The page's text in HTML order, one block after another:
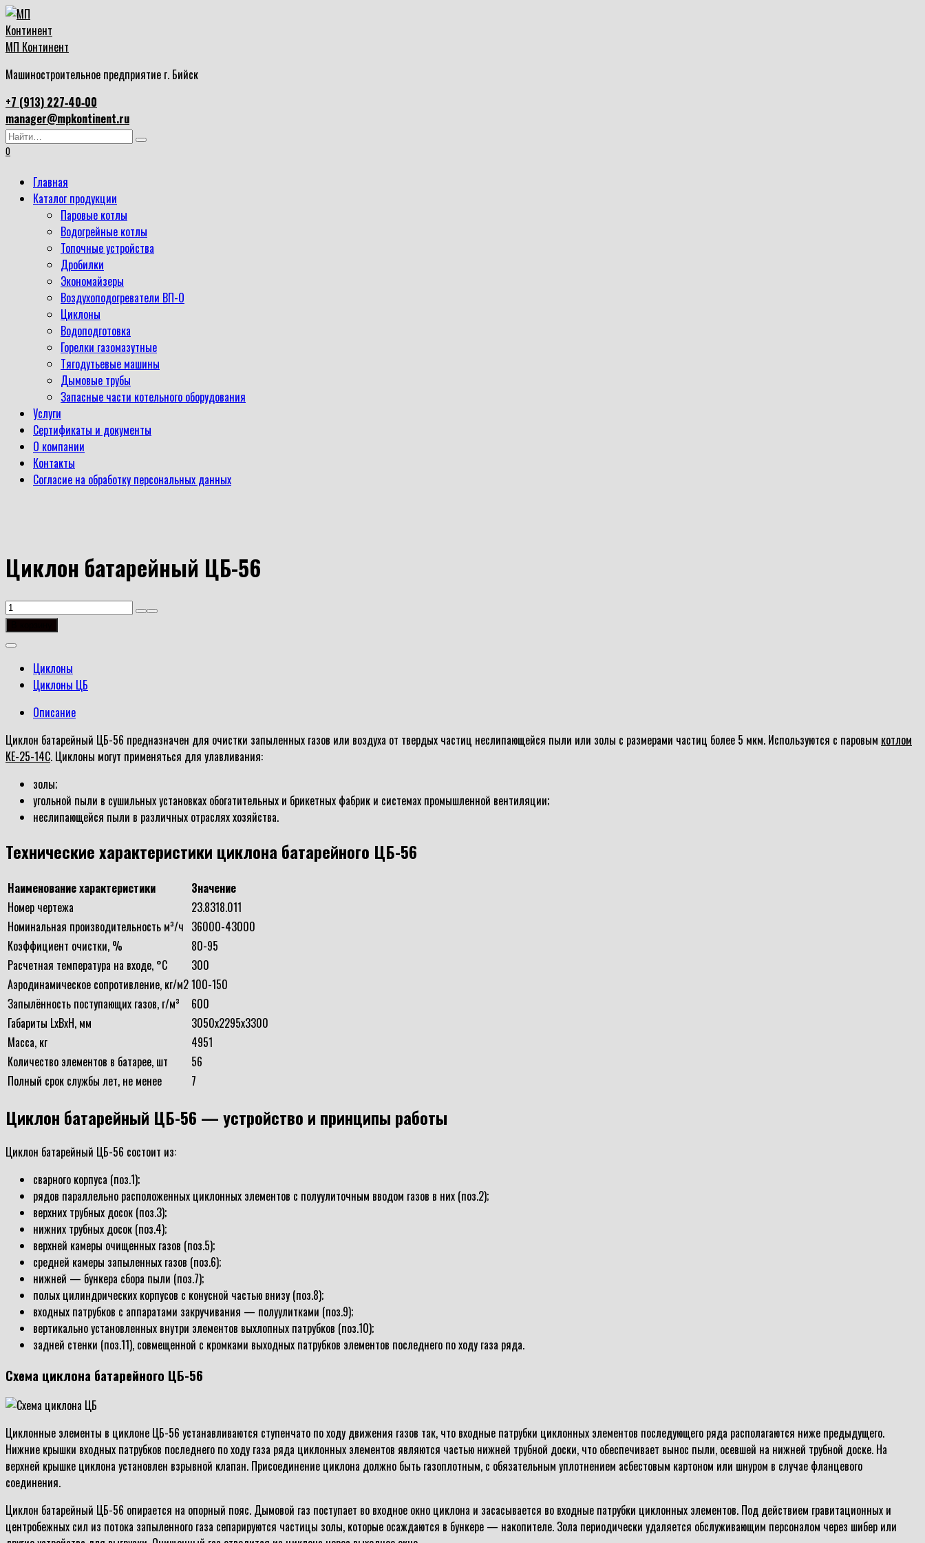
Перейти
к
содержанию
МП Континент
Машиностроительное предприятие г. Бийск
+7 (913) 227‑40‑00
manager@mpkontinent.ru
Search
for:
0
Главная
Каталог продукции
Паровые котлы
Водогрейные котлы
Топочные устройства
Дробилки
Экономайзеры
Воздухоподогреватели ВП-О
Циклоны
Водоподготовка
Горелки газомазутные
Тягодутьевые машины
Дымовые трубы
Запасные части котельного оборудования
Услуги
Сертификаты и документы
О компании
Контакты
Согласие на обработку персональных данных
Циклон батарейный ЦБ-56
Количество
товара
ЦБ-56 Циклоны
Циклоны ЦБ
Описание
Циклон батарейный ЦБ-56 предназначен для очистки запыленных газов или воздуха от твердых частиц неслипающейся пыли или золы с размерами частиц более 5 мкм. Используются с паровым котлом
КЕ-25-14С. Циклоны могут применяться для улавливания:
золы;
угольной пыли в сушильных установках обогатительных и брикетных фабрик и системах промышленной вентиляции;
неслипающейся пыли в различных отраслях хозяйства.
Технические характеристики циклона батарейного ЦБ-56
Наименование характеристики
Значение
Номер чертежа
23.8318.011
Номинальная производительность м³/ч 36000-43000
Коэффициент очистки, %
80-95
Расчетная температура на входе, °С
300
Аэродинамическое сопротивление, кг/м2100-150
Запылённость поступающих газов, г/м³
600
Габариты LxBxH, мм
3050х2295х3300
Масса, кг
4951
Количество элементов в батарее, шт
56
Полный срок службы лет, не менее
7
Циклон батарейный ЦБ-56 — устройство и принципы работы
Циклон батарейный ЦБ-56 состоит из:
сварного корпуса (поз.1);
рядов параллельно расположенных циклонных элементов с полуулиточным вводом газов в них (поз.2);
верхних трубных досок (поз.3);
нижних трубных досок (поз.4);
верхней камеры очищенных газов (поз.5);
средней камеры запыленных газов (поз.6);
нижней — бункера сбора пыли (поз.7);
полых цилиндрических корпусов с конусной частью внизу (поз.8);
входных патрубков с аппаратами закручивания — полуулитками (поз.9);
вертикально установленных внутри элементов выхлопных патрубков (поз.10);
задней стенки (поз.11), совмещенной с кромками выходных патрубков элементов последнего по ходу газа ряда.
Схема циклона батарейного ЦБ-56
Циклонные элементы в циклоне ЦБ-56 устанавливаются ступенчато по ходу движения газов так, что входные патрубки циклонных элементов последующего ряда располагаются ниже предыдущего.
Нижние крышки входных патрубков последнего по ходу газа ряда циклонных элементов являются частью нижней трубной доски, что обеспечивает вынос пыли, осевшей на нижней трубной доске. На
верхней крышке циклона установлен взрывной клапан. Присоединение циклона должно быть газоплотным, с обязательным уплотнением асбестовым картоном или шнуром в случае фланцевого
соединения.
Циклон батарейный ЦБ-56 опирается на опорный пояс. Дымовой газ поступает во входное окно циклона и засасывается во входные патрубки циклонных элементов. Под действием гравитационных и
центробежных сил из потока запыленного газа сепарируются частицы золы, которые осаждаются в бункере — накопителе. Зола периодически удаляется обслуживающим персоналом через шибер или